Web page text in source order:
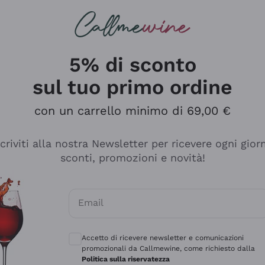
diversi e con un ampio range di prezzo. Le
5% di sconto
sul tuo primo ordine
con un carrello minimo di 69,00 €
alla nostra Newsletter per ricevere ogni
sconti, promozioni e novità!
Email
Accetto di ricevere newsletter e comunicazioni
promozionali da Callmewine, come richiesto dalla
Politica sulla riservatezza